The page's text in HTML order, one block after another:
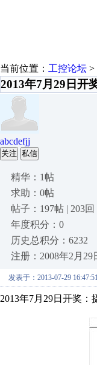
当前位置： 工控论坛 >
2013年7月29日开
abcdefjj
关注 私信
精华：1帖
求助：0帖
帖子：197帖 | 203回
年度积分：0
历史总积分：6232
注册：2008年2月29
发表于：2013-07-29 16:47:51
2013年7月29日开奖：